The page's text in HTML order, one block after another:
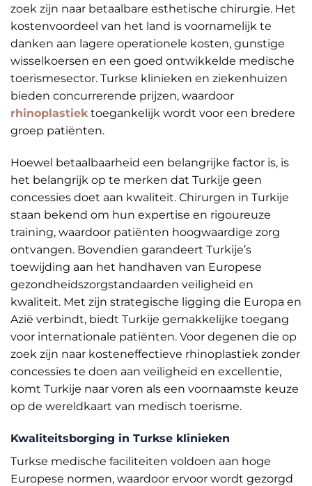
zoek zijn naar betaalbare esthetische chirurgie. Het
kostenvoordeel van het land is voornamelijk te
danken aan lagere operationele kosten, gunstige
wisselkoersen en een goed ontwikkelde medische
toerismesector. Turkse klinieken en ziekenhuizen
bieden concurrerende prijzen, waardoor
rhinoplastiektoegankelijk wordt voor een bredere
groep patiënten.
Hoewel betaalbaarheid een belangrijke factor is, is
het belangrijk op te merken dat Turkije geen
concessies doet aan kwaliteit. Chirurgen in Turkije
staan bekend om hun expertise en rigoureuze
training, waardoor patiënten hoogwaardige zorg
ontvangen. Bovendien garandeert Turkije’s
toewijding aan het handhaven van Europese
gezondheidszorgstandaarden veiligheid en
kwaliteit. Met zijn strategische ligging die Europa en
Azië verbindt, biedt Turkije gemakkelijke toegang
voor internationale patiënten. Voor degenen die op
zoek zijn naar kosteneffectieve rhinoplastiek zonder
concessies te doen aan veiligheid en excellentie,
komt Turkije naar voren als een voornaamste keuze
op de wereldkaart van medisch toerisme.
Kwaliteitsborging in Turkse klinieken
Turkse medische faciliteiten voldoen aan hoge
Europese normen, waardoor ervoor wordt gezorgd